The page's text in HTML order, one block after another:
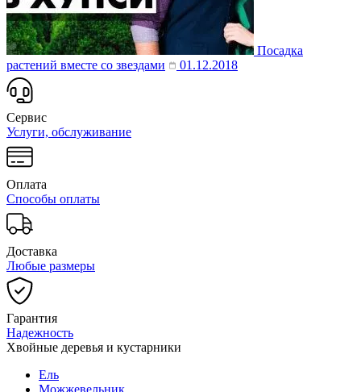
Посадка
растений вместе со звездами
01.12.2018
Сервис
Услуги, обслуживание
Оплата
Способы оплаты
Доставка
Любые размеры
Гарантия
Надежность
Хвойные деревья и кустарники
Ель
Можжевельник